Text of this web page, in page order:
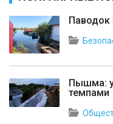
Паводок
Пышма:
темпами